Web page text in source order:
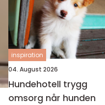
inspiration
04. August 2026
Hundehotell trygg
omsorg når hunden